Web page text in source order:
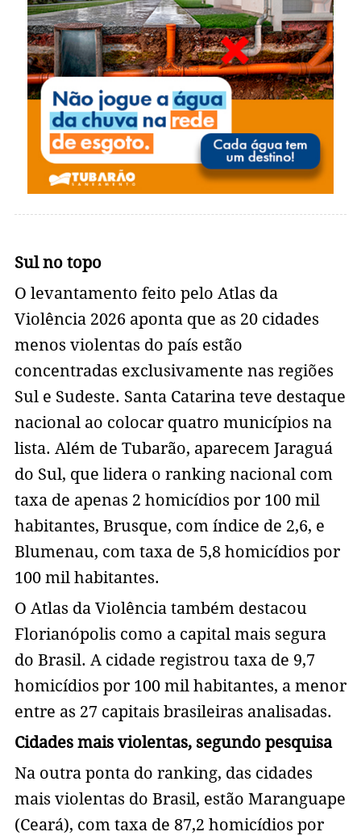
Sul no topo
O levantamento feito pelo Atlas da
Violência 2026 aponta que as 20 cidades
menos violentas do país estão
concentradas exclusivamente nas regiões
Sul e Sudeste. Santa Catarina teve destaque
nacional ao colocar quatro municípios na
lista. Além de Tubarão, aparecem Jaraguá
do Sul, que lidera o ranking nacional com
taxa de apenas 2 homicídios por 100 mil
habitantes, Brusque, com índice de 2,6, e
Blumenau, com taxa de 5,8 homicídios por
100 mil habitantes.
O Atlas da Violência também destacou
Florianópolis como a capital mais segura
do Brasil. A cidade registrou taxa de 9,7
homicídios por 100 mil habitantes, a menor
entre as 27 capitais brasileiras analisadas.
Cidades mais violentas, segundo pesquisa
Na outra ponta do ranking, das cidades
mais violentas do Brasil, estão Maranguape
(Ceará), com taxa de 87,2 homicídios por